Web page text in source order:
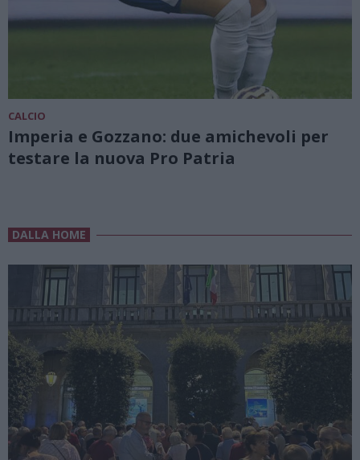
CALCIO
Imperia e Gozzano: due amichevoli per
testare la nuova Pro Patria
DALLA HOME